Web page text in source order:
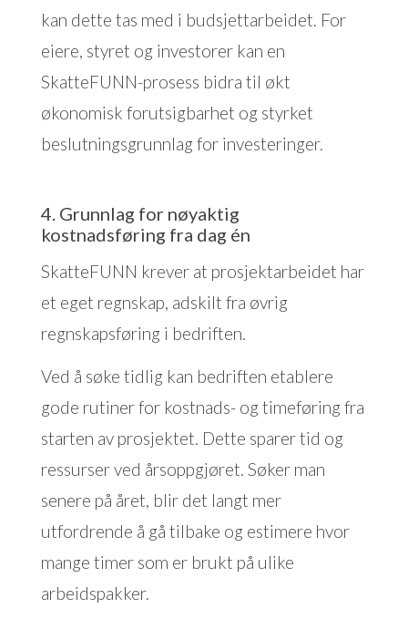
kan dette tas med i budsjettarbeidet. For
eiere, styret og investorer kan en
SkatteFUNN-prosess bidra til økt
økonomisk forutsigbarhet og styrket
beslutningsgrunnlag for investeringer.
4. Grunnlag for nøyaktig
kostnadsføring fra dag én
SkatteFUNN krever at prosjektarbeidet har
et eget regnskap, adskilt fra øvrig
regnskapsføring i bedriften.
Ved å søke tidlig kan bedriften etablere
gode rutiner for kostnads- og timeføring fra
starten av prosjektet. Dette sparer tid og
ressurser ved årsoppgjøret. Søker man
senere på året, blir det langt mer
utfordrende å gå tilbake og estimere hvor
mange timer som er brukt på ulike
arbeidspakker.